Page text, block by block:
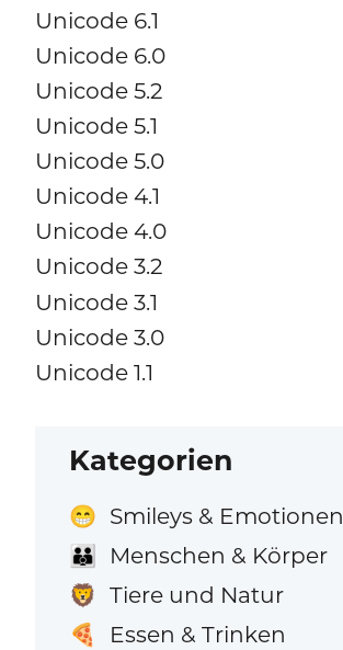
Unicode 6.1
Unicode 6.0
Unicode 5.2
Unicode 5.1
Unicode 5.0
Unicode 4.1
Unicode 4.0
Unicode 3.2
Unicode 3.1
Unicode 3.0
Unicode 1.1
Kategorien
😁 Smileys & Emotionen
👪 Menschen & Körper
🦁 Tiere und Natur
🍕 Essen & Trinken